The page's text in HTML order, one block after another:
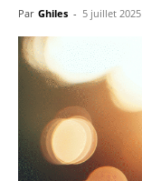
Par Ghiles - 5 juillet 2025